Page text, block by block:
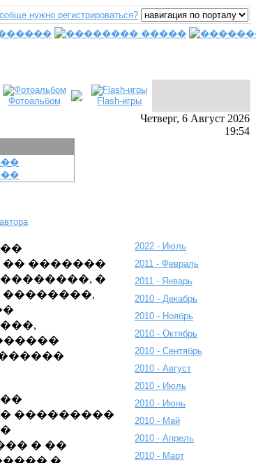
нужно регистрироваться?
Фотоальбом Flash-игры
Четверг, 6 Август 2026
19:54
�������
�
��������,
���������
� ��
�
2022 - Июль
2011 - Февраль
2011 - Январь
2010 - Декабрь
2010 - Ноябрь
2010 - Октябрь
2010 - Сентябрь
2010 - Август
2010 - Июль
2010 - Июнь
2010 - Май
2010 - Апрель
2010 - Март